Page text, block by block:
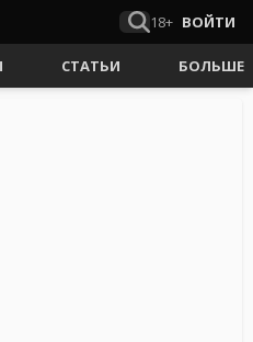
18+ ВОЙТИ
СТАТЬИ БОЛЬШЕ